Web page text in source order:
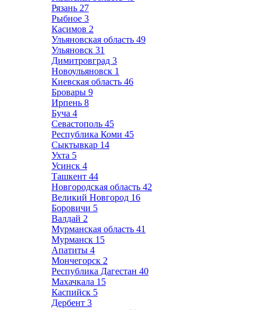
Рязань 27
Рыбное 3
Касимов 2
Ульяновская область 49
Ульяновск 31
Димитровград 3
Новоульяновск 1
Киевская область 46
Бровары 9
Ирпень 8
Буча 4
Севастополь 45
Республика Коми 45
Сыктывкар 14
Ухта 5
Усинск 4
Ташкент 44
Новгородская область 42
Великий Новгород 16
Боровичи 5
Валдай 2
Мурманская область 41
Мурманск 15
Апатиты 4
Мончегорск 2
Республика Дагестан 40
Махачкала 15
Каспийск 5
Дербент 3